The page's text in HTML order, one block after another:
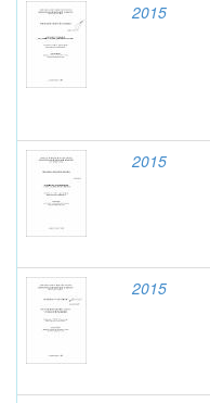
2015
2015
2015